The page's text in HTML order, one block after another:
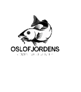
innholdet